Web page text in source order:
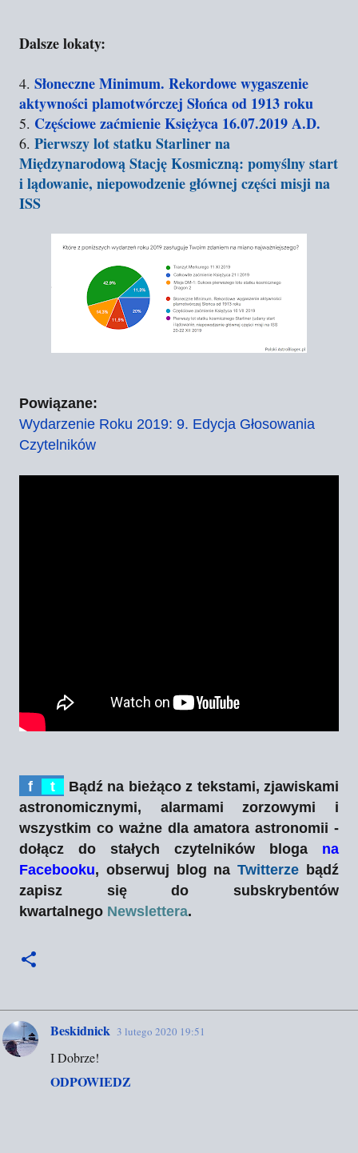
Dalsze lokaty:
4. Słoneczne Minimum. Rekordowe wygaszenie
aktywności plamotwórczej Słońca od 1913 roku
5. Częściowe zaćmienie Księżyca 16.07.2019 A.D.
6. Pierwszy lot statku Starliner na
Międzynarodową Stację Kosmiczną: pomyślny start
i lądowanie, niepowodzenie głównej części misji na
ISS
Powiązane:
Wydarzenie Roku 2019: 9. Edycja Głosowania
Czytelników
f t
Bądź na bieżąco z tekstami, zjawiskami
astronomicznymi, alarmami zorzowymi i
wszystkim co ważne dla amatora astronomii -
dołącz do stałych czytelników bloga na
Facebooku, obserwuj blog naTwitterze bądź
zapisz się do subskrybentów
kwartalnego Newslettera.
K
o
Beskidnick 3 lutego 2020 19:51
I Dobrze!
ODPOWIEDZ